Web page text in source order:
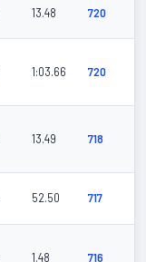
13.48 720
1:03.66 720
13.49 718
52.50 717
1.48 716